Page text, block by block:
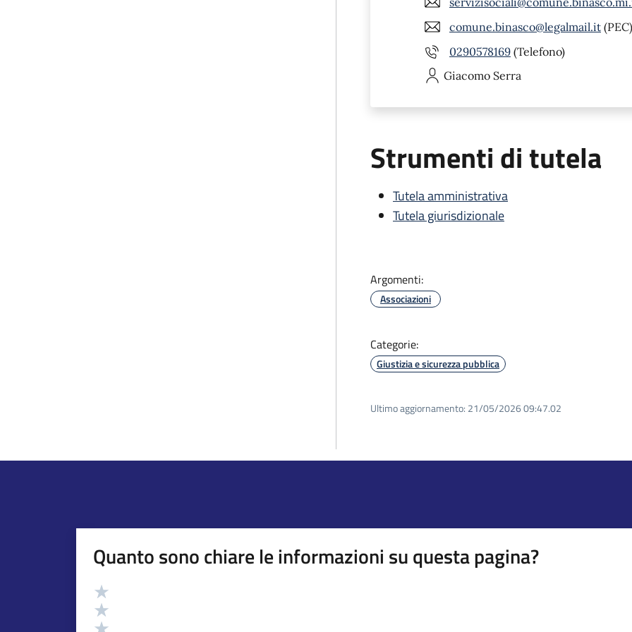
comune.binasco@legalmail.it (PEC)
0290578169 (Telefono)
Giacomo Serra
Strumenti di tutela
Tutela amministrativa
Tutela giurisdizionale
Argomenti:
Associazioni
Categorie:
Giustizia e sicurezza pubblica
Ultimo aggiornamento: 21/05/2026 09:47.02
Quanto sono chiare le informazioni su questa pagina?
Valutazione